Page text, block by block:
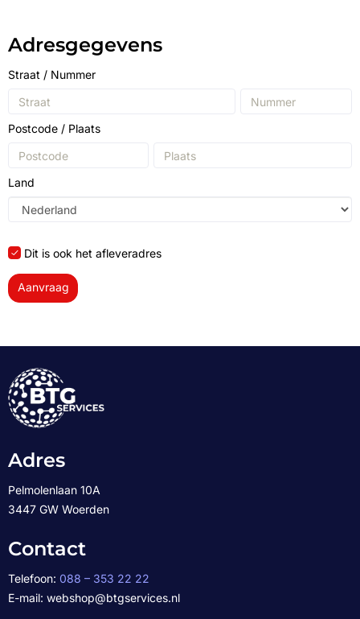
Adresgegevens
Straat / Nummer
Postcode / Plaats
Land
Dit is ook het afleveradres
Aanvraag
Adres
Pelmolenlaan 10A
3447 GW Woerden
Contact
Telefoon: 088 – 353 22 22
E-mail: webshop@btgservices.nl